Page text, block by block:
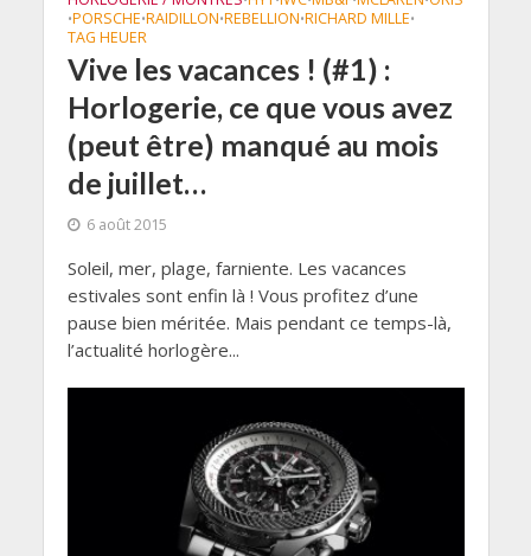
•PORSCHE•RAIDILLON•REBELLION•RICHARD MILLE•
TAG HEUER
Vive les vacances ! (#1) :
Horlogerie, ce que vous avez
(peut être) manqué au mois
de juillet…
6 août 2015
Soleil, mer, plage, farniente. Les vacances
estivales sont enfin là ! Vous profitez d’une
pause bien méritée. Mais pendant ce temps-là,
l’actualité horlogère...